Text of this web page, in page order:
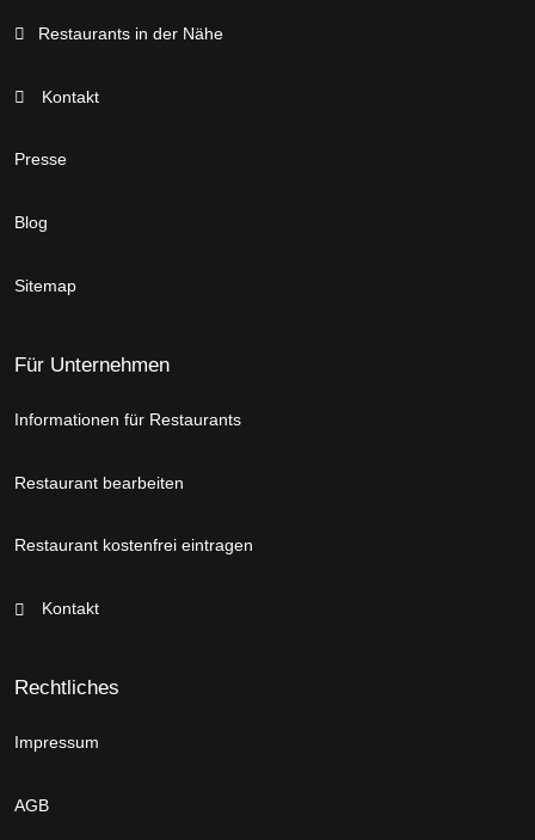
Restaurants in der Nähe
Kontakt
Presse
Blog
Sitemap
Für Unternehmen
Informationen für Restaurants
Restaurant bearbeiten
Restaurant kostenfrei eintragen
Kontakt
Rechtliches
Impressum
AGB